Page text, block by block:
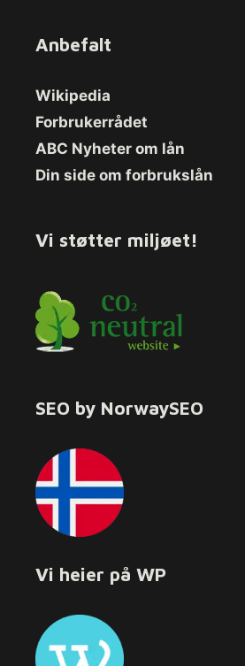
Anbefalt
Wikipedia
Forbrukerrådet
ABC Nyheter om lån
Din side om forbrukslån
Vi støtter miljøet!
SEO by NorwaySEO
Vi heier på WP